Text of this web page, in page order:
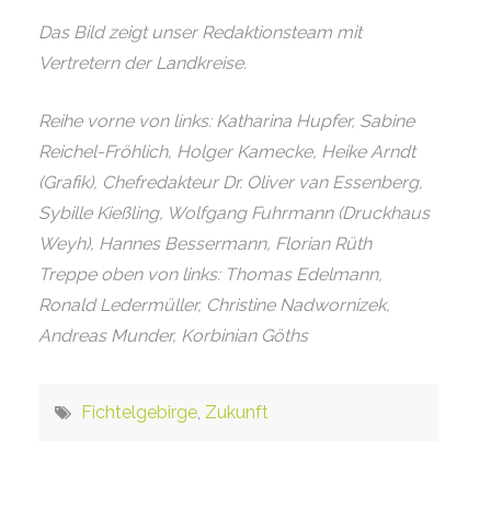
Das Bild zeigt unser Redaktionsteam mit
Vertretern der Landkreise.
Reihe vorne von links: Katharina Hupfer, Sabine
Reichel-Fröhlich, Holger Kamecke, Heike Arndt
(Grafik), Chefredakteur Dr. Oliver van Essenberg,
Sybille Kießling, Wolfgang Fuhrmann (Druckhaus
Weyh), Hannes Bessermann, Florian Rüth
Treppe oben von links: Thomas Edelmann,
Ronald Ledermüller, Christine Nadwornizek,
Andreas Munder, Korbinian Göths
Fichtelgebirge, Zukunft